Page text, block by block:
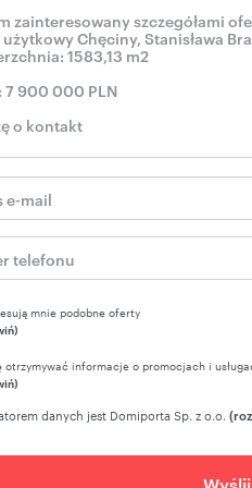
instalacje (CO - pompa
instalacja fotowoltaiczna 31,85
(34 m²) - idealna na letni
(70 m głębokości) - dodatkowe
teren z kostki brukowej.
Chęcin - doskonała lokalizacja
mnie podobne oferty
otrzymywać informacje o promocjach i
danych jest Domiporta Sp. z o.o.